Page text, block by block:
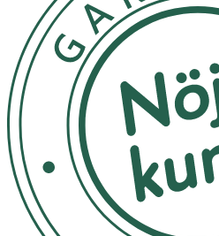
Ingredienser:
Aqua ((Water) Eau),
Lauroyl Methyl Isethionate,
(Fragrance), Caprylic/Capric
Benzoate, Glycerin, Guar
Chloride, Potassium Sorbate,
Barbadensis Leaf Juice,
Amygdalus Dulcis (Sweet
Recutita (Matricaria) Flower
Rutaceae (Petitgrain) Oil,
(Ylang) Oil, Lavandula
Nobilis Rutaceae (Mandarin)